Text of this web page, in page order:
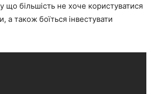
що більшість не хоче користуватися
а також боїться інвестувати